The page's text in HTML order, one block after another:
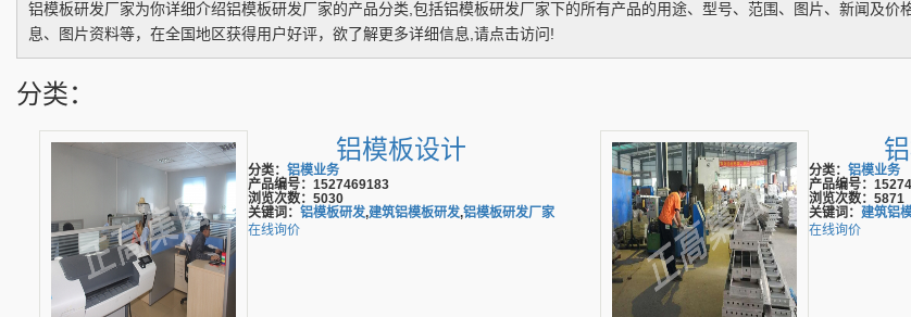
铝模板研发厂家为你详细介绍铝模板研发厂家的产品分类,包括铝模板研发厂家下的所有产品的用途、型号、范围、图片、新闻及价
息、图片资料等，在全国地区获得用户好评，欲了解更多详细信息,请点击访问!
分类：
铝模板设计
分类： 铝模业务
产品编号：1527469183
浏览次数：5030
关键词： 铝模板研发,建筑铝模板研发,铝模板研发厂家
在线询价
分类： 铝模业务
产品编号：
浏览次数：5871
关键词： 建筑铝
在线询价